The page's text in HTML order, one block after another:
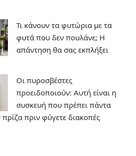
Τι κάνουν τα φυτώρια με τα
φυτά που δεν πουλάνε; Η
απάντηση θα σας εκπλήξει
Οι πυροσβέστες
προειδοποιούν: Αυτή είναι η
συσκευή που πρέπει πάντα
πριν φύγετε διακοπές